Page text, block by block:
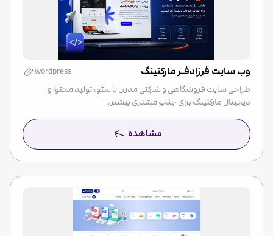
وب سایت فرزادفـر مارکتینگ
wordpress
طراحی سایت فروشگاهی و شرکتی مدرن با سئو، تولید محتوا و
دیجیتال مارکتینگ برای جذب مشتری بیشتر.
مشاهده